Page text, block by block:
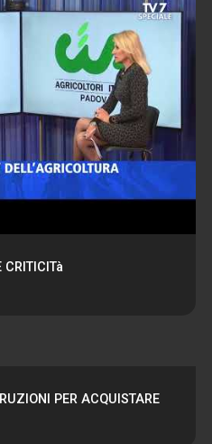
PER ACQUISTARE